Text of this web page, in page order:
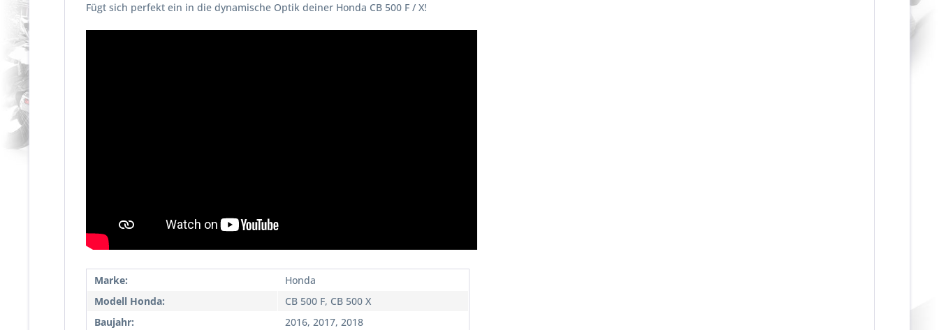
Fügt sich perfekt ein in die dynamische Optik deiner Honda CB 500 F / X!
Marke:
Honda
Modell Honda:
CB 500 F, CB 500 X
Baujahr:
2016, 2017, 2018